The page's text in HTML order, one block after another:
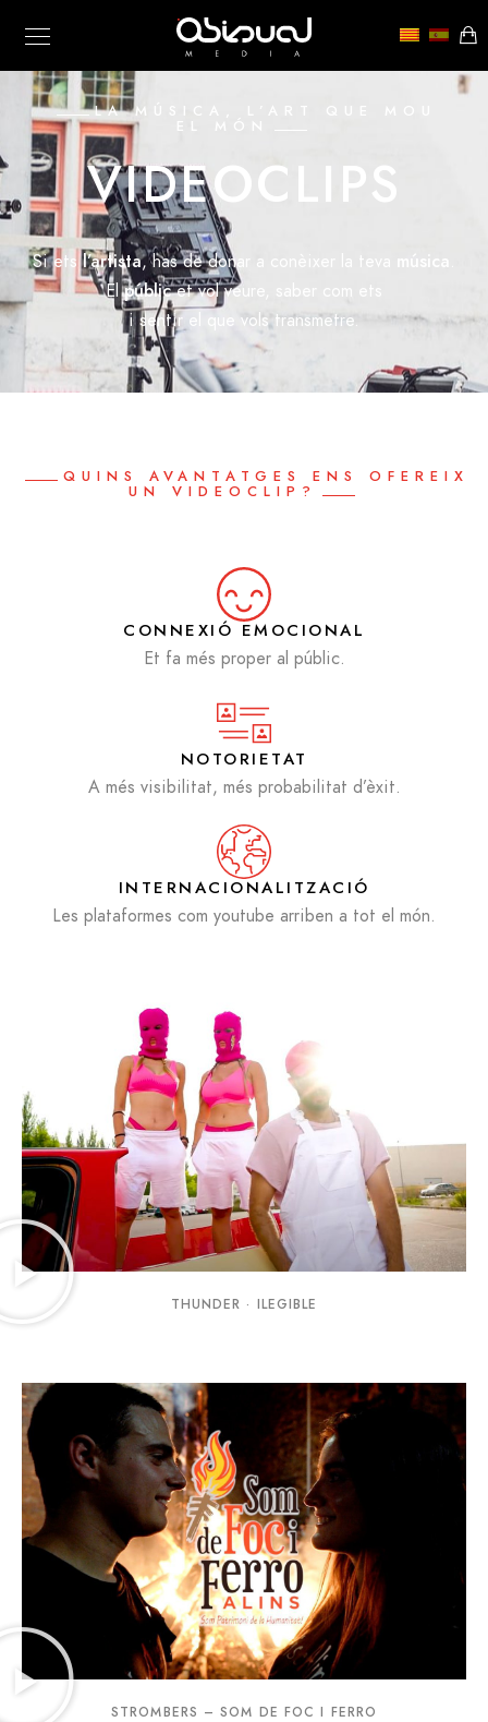
LA MÚSICA, L’ART QUE MOU
EL MÓN
VIDEOCLIPS
Si etsl’artista, has de donar a conèixer la teva música
Elpúblicet vol veure, saber com ets
i sentir el que vols transmetre.
QUINS AVANTATGES ENS OFEREIX
UN VIDEOCLIP?
CONNEXIÓ EMOCIONAL
Et fa més proper al públic.
NOTORIETAT
A més visibilitat, més probabilitat d’èxit.
INTERNACIONALITZACIÓ
Les plataformes com youtube arriben a tot el món.
THUNDER · ILEGIBLE
STROMBERS – SOM DE FOC I FERRO